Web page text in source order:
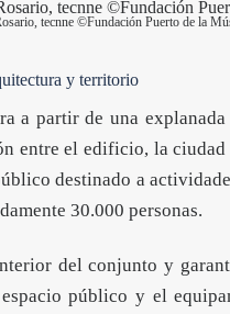
tecnne ©Fundación Puerto de la
y territorio
a partir de una
entre el edificio, la
destinado a
30.000 personas.
del conjunto y
público y el